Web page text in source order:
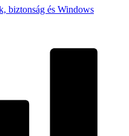
biztonság és Windows